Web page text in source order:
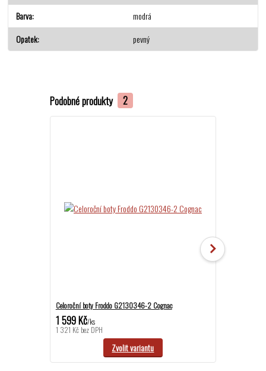
Barva
modrá
Opatek
pevný
Podobné produkty 2
Celoroční boty Froddo G2130346-2 Cognac
1 599 Kč/ks
1 321 Kč bez DPH
Zvolit variantu